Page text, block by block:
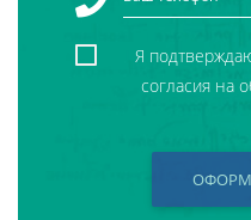
Я
согласия на